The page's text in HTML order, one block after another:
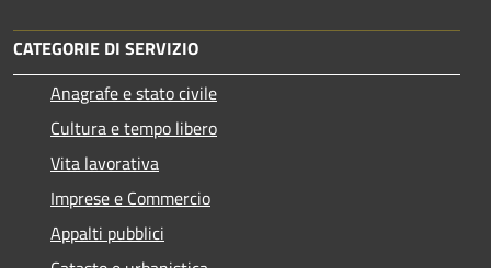
CATEGORIE DI SERVIZIO
Anagrafe e stato civile
Cultura e tempo libero
Vita lavorativa
Imprese e Commercio
Appalti pubblici